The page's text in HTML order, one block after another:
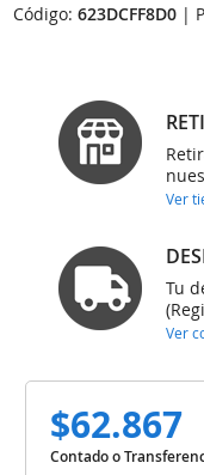
Código:623DCFF8D0 |
Ver
Tu
Ver
$62.867
Contado o